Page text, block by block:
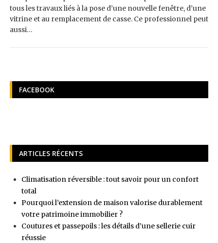
tous les travaux liés à la pose d’une nouvelle fenêtre, d’une
vitrine et au remplacement de casse. Ce professionnel peut
aussi…
FACEBOOK
ARTICLES RÉCENTS
Climatisation réversible : tout savoir pour un confort
total
Pourquoi l’extension de maison valorise durablement
votre patrimoine immobilier ?
Coutures et passepoils : les détails d’une sellerie cuir
réussie